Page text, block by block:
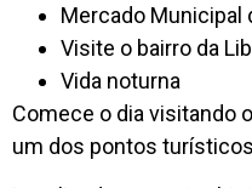
Mercado Municipal
Visite o bairro da
Vida noturna
Comece o dia visitando o
um dos pontos